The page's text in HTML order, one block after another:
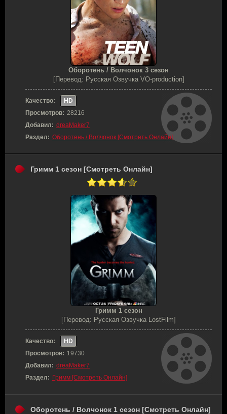
Оборотень / Волчонок 3 сезон
[Перевод: Русская Озвучка VO-production]
Качество:
HD
Просмотров: 28216
Добавил: dreaMaker7
Раздел: Оборотень / Волчонок [Смотреть Онлайн]
Гримм 1 сезон [Смотреть Онлайн]
Гримм 1 сезон
[Перевод: Русская Озвучка LostFilm]
Качество:
HD
Просмотров: 19730
Добавил: dreaMaker7
Раздел: Гримм [Смотреть Онлайн]
Оборотень / Волчонок 1 сезон [Смотреть Онлайн]